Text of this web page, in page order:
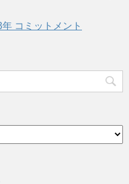
年 コミットメント